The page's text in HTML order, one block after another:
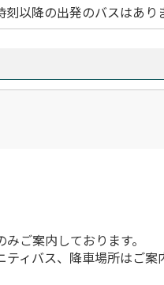
刻以降の出発のバスはあり
ご案内しております。
ィバス、降車場所はご案